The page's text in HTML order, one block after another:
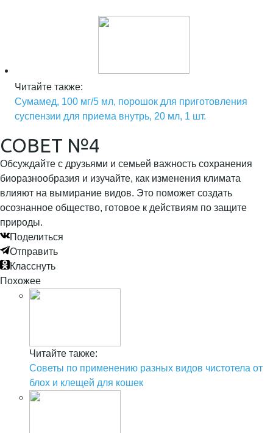
Читайте также:
Сумамед, 100 мг/5 мл, порошок для приготовления
суспензии для приема внутрь, 20 мл, 1 шт.
СОВЕТ №4
Обсуждайте с друзьями и семьей важность сохранения
биоразнообразия и изучайте, как изменения климата
влияют на вымирание видов. Это поможет создать
осознанное общество, готовое к действиям по защите
природы.
Поделиться
Отправить
Класснуть
Похожее
Читайте также:
Советы по применению разных видов чистотела от
блох и клещей для кошек